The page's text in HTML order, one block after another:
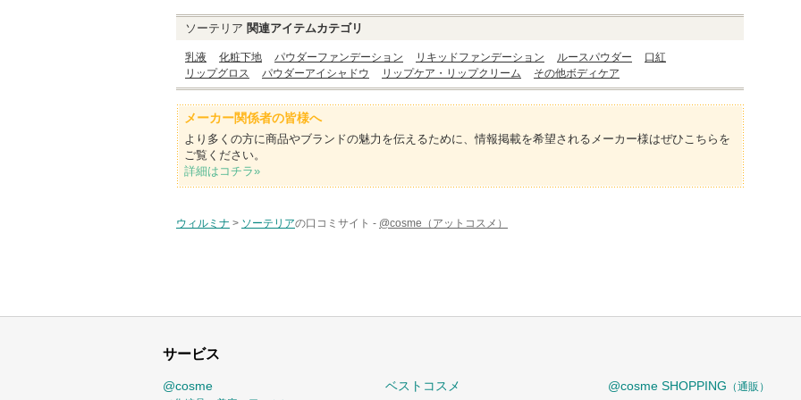
ソーテリア 関連アイテムカテゴリ
乳液 化粧下地 パウダーファンデーション リキッドファンデーション ルースパウダー
口紅
リップグロス
パウダーアイシャドウ リップケア・リップクリーム その他ボディケア
メーカー関係者の皆様へ
より多くの方に商品やブランドの魅力を伝えるために、情報掲載を希望されるメーカー様はぜひこちらを
ご覧ください。
詳細はコチラ»
ウィルミナ > ソーテリアの口コミサイト - @cosme（アットコスメ）
サービス
@cosme ベストコスメ @cosme SHOPPING （通販）